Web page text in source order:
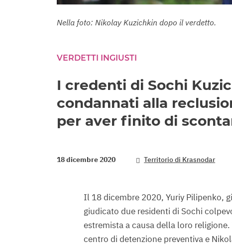
Nella foto: Nikolay Kuzichkin dopo il verdetto.
VERDETTI INGIUSTI
I credenti di Sochi
condannati alla
per aver finito di
18 dicembre 2020 Territorio di Krasnodar
Il 18 dicembre 2020, Yuriy Pilipenko,
giudicato due residenti di Sochi
estremista a causa della loro
centro di detenzione preventiva e